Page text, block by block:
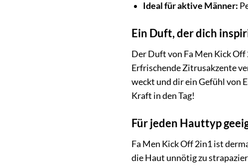
Ideal für aktive Männer:
Ein Duft, der dich
Der Duft von Fa Men Kick Off
Erfrischende Zitrusakzente
weckt und dir ein Gefühl von
Kraft in den Tag!
Für jeden Hauttyp
Fa Men Kick Off 2in1 ist
die Haut unnötig zu